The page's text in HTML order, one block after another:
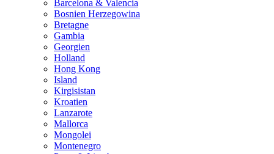
Barcelona & Valencia
Bosnien Herzegowina
Bretagne
Gambia
Georgien
Holland
Hong Kong
Island
Kirgisistan
Kroatien
Lanzarote
Mallorca
Mongolei
Montenegro